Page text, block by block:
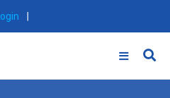
Login